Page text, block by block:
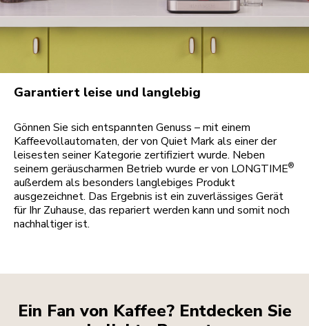
Garantiert leise und langlebig
Gönnen Sie sich entspannten Genuss – mit einem
Kaffeevollautomaten, der von Quiet Mark als einer der
leisesten seiner Kategorie zertifiziert wurde. Neben
seinem geräuscharmen Betrieb wurde er von LONGTIME®
außerdem als besonders langlebiges Produkt
ausgezeichnet. Das Ergebnis ist ein zuverlässiges Gerät
für Ihr Zuhause, das repariert werden kann und somit noch
nachhaltiger ist.
Ein Fan von Kaffee? Entdecken Sie